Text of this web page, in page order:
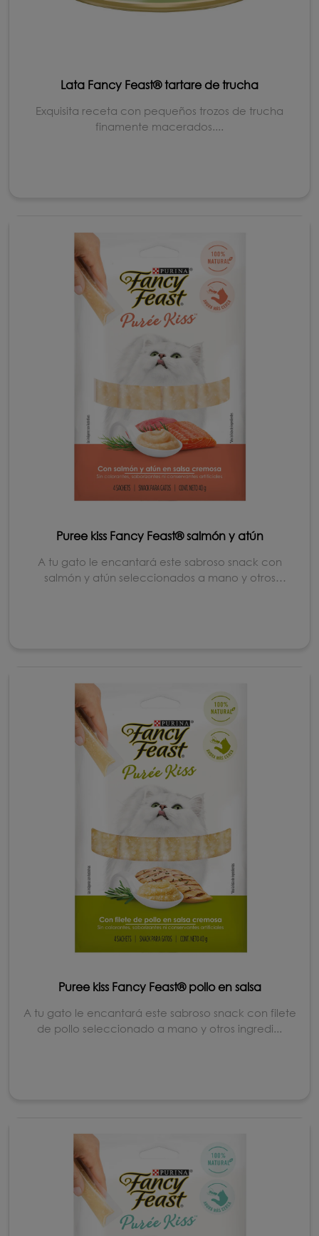
Lata Fancy Feast® tartare de trucha
Exquisita receta con pequeños trozos de trucha
finamente macerados....
Puree kiss Fancy Feast® salmón y atún
A tu gato le encantará este sabroso snack con
salmón y atún seleccionados a mano y otros
Puree kiss Fancy Feast® pollo en salsa
A tu gato le encantará este sabroso snack con filete
de pollo seleccionado a mano y otros ingredi...